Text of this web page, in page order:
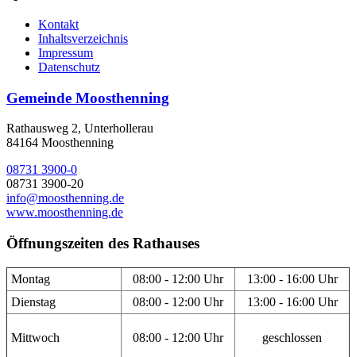
Kontakt
Inhaltsverzeichnis
Impressum
Datenschutz
Gemeinde Moosthenning
Rathausweg 2, Unterhollerau
84164 Moosthenning
08731 3900-0
08731 3900-20
info@moosthenning.de
www.moosthenning.de
Öffnungszeiten des Rathauses
Montag 08:00 - 12:00 Uhr
13:00 - 16:00 Uhr
Dienstag
08:00 - 12:00 Uhr 13:00 - 16:00 Uhr
Mittwoch 08:00 - 12:00 Uhr geschlossen